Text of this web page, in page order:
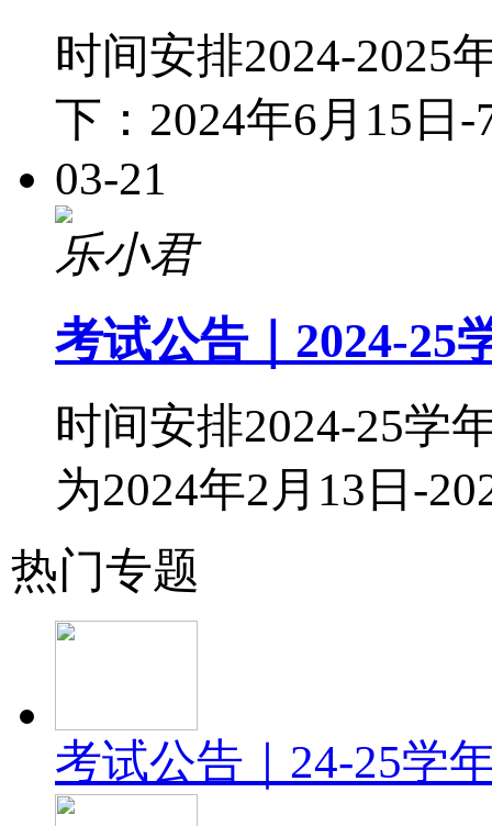
时间安排2024-2025
下：2024年6月15日
03-21
乐小君
考试公告｜2024-25
时间安排2024-25学
为2024年2月13日-
热门专题
考试公告｜24-25学